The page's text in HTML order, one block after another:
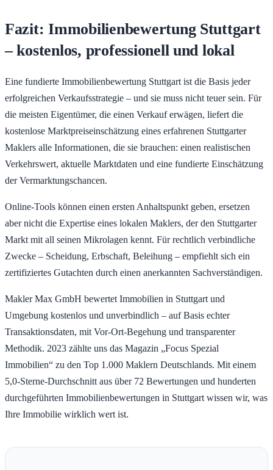
Fazit: Immobilienbewertung Stuttgart
– kostenlos, professionell und lokal
Eine fundierte Immobilienbewertung Stuttgart ist die Basis jeder
erfolgreichen Verkaufsstrategie – und sie muss nicht teuer sein. Für
die meisten Eigentümer, die einen Verkauf erwägen, liefert die
kostenlose Marktpreiseinschätzung eines erfahrenen Stuttgarter
Maklers alle Informationen, die sie brauchen: einen realistischen
Verkehrswert, aktuelle Marktdaten und eine fundierte Einschätzung
der Vermarktungschancen.
Online-Tools können einen ersten Anhaltspunkt geben, ersetzen
aber nicht die Expertise eines lokalen Maklers, der den Stuttgarter
Markt mit all seinen Mikrolagen kennt. Für rechtlich verbindliche
Zwecke – Scheidung, Erbschaft, Beleihung – empfiehlt sich ein
zertifiziertes Gutachten durch einen anerkannten Sachverständigen.
Makler Max GmbH bewertet Immobilien in Stuttgart und
Umgebung kostenlos und unverbindlich – auf Basis echter
Transaktionsdaten, mit Vor-Ort-Begehung und transparenter
Methodik. 2023 zählte uns das Magazin „Focus Spezial
Immobilien“ zu den Top 1.000 Maklern Deutschlands. Mit einem
5,0-Sterne-Durchschnitt aus über 72 Bewertungen und hunderten
durchgeführten Immobilienbewertungen in Stuttgart wissen wir, was
Ihre Immobilie wirklich wert ist.